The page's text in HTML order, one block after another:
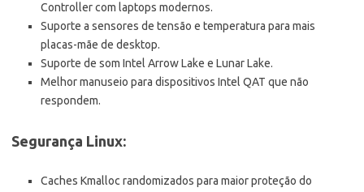
Controller com laptops modernos.
Suporte a sensores de tensão e temperatura para mais
placas-mãe de desktop.
Suporte de som Intel Arrow Lake e Lunar Lake.
Melhor manuseio para dispositivos Intel QAT que não
respondem.
Segurança Linux:
Caches Kmalloc randomizados para maior proteção do